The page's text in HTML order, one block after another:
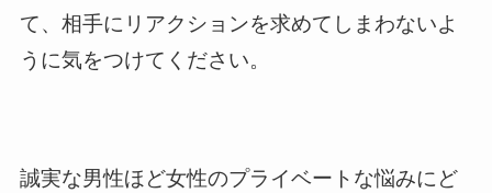
て、相手にリアクションを求めてしまわないよ
うに気をつけてください。
誠実な男性ほど女性のプライベートな悩みにど